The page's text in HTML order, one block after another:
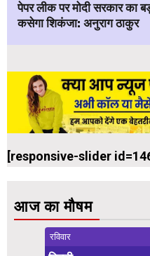
पेपर लीक पर मोदी सरकार का
कसेगा शिकंजा: अनुराग ठाकुर
[responsive-slider
आज का मौषम
रविवार